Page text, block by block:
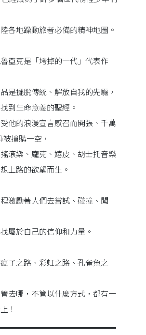
各地躁動旅者必備的精神地圖。
亞克是「垮掉的一代」代表作
是擺脫傳統、解放自我的先驅，
到生命意義的聖經。
他的浪漫宣言感召而開張、千萬
被搶購一空，
滾樂、龐克、嬉皮、胡士托音樂
上路的欲望而生。
激勵著人們去嘗試、碰撞、闖
屬於自己的信仰和力量。
子之路、彩虹之路、孔雀魚之
去哪，不管以什麼方式，都有一
！